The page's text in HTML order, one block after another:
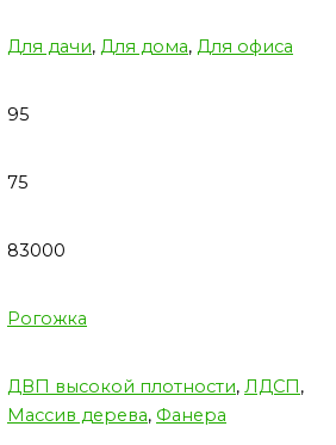
Для дачи, Для дома, Для офиса
95
75
83000
Рогожка
ДВП высокой плотности, ЛДСП,
Массив дерева, Фанера